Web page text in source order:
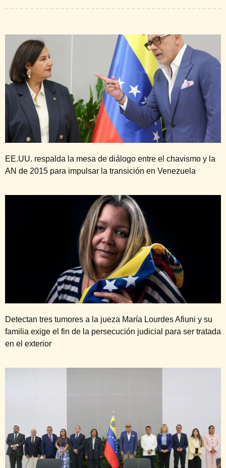
EE.UU. respalda la mesa de diálogo entre el chavismo y la
AN de 2015 para impulsar la transición en Venezuela
Detectan tres tumores a la jueza María Lourdes Afiuni y su
familia exige el fin de la persecución judicial para ser tratada
en el exterior